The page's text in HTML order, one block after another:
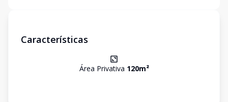
Características
Área Privativa 120m²